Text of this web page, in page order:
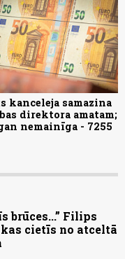
kanceleja samazina
direktora amatam;
nemainīga - 7255
brūces...” Filips
cietīs no atceltā